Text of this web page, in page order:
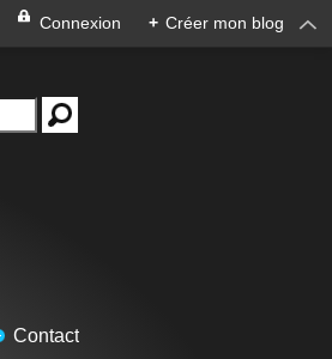
Connexion + Créer mon blog
Contact